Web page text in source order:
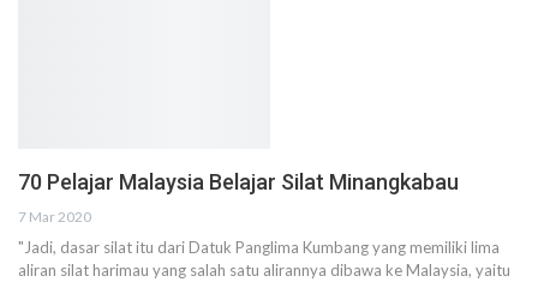
70 Pelajar Malaysia Belajar Silat Minangkabau
7 Mar 2020
"Jadi, dasar silat itu dari Datuk Panglima Kumbang yang memiliki lima
aliran silat harimau yang salah satu alirannya dibawa ke Malaysia, yaitu